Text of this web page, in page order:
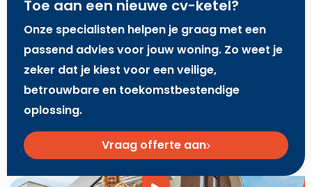
Toe aan een nieuwe cv-ketel?
Onze specialisten helpen je graag met een
passend advies voor jouw woning. Zo weet je
zeker dat je kiest voor een veilige,
betrouwbare en toekomstbestendige
oplossing.
Vraag offerte aan